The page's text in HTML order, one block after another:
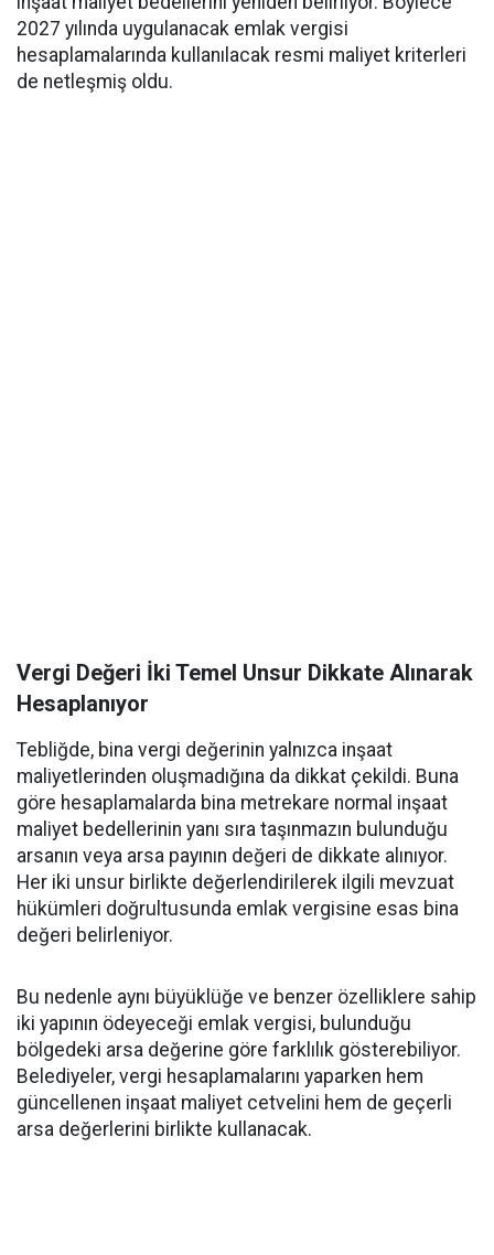
2027 yılında uygulanacak emlak vergisi
hesaplamalarında kullanılacak resmi maliyet kriterleri
de netleşmiş oldu.
Vergi Değeri İki Temel Unsur Dikkate Alınarak
Hesaplanıyor
Tebliğde, bina vergi değerinin yalnızca inşaat
maliyetlerinden oluşmadığına da dikkat çekildi. Buna
göre hesaplamalarda bina metrekare normal inşaat
maliyet bedellerinin yanı sıra taşınmazın bulunduğu
arsanın veya arsa payının değeri de dikkate alınıyor.
Her iki unsur birlikte değerlendirilerek ilgili mevzuat
hükümleri doğrultusunda emlak vergisine esas bina
değeri belirleniyor.
Bu nedenle aynı büyüklüğe ve benzer özelliklere sahip
iki yapının ödeyeceği emlak vergisi, bulunduğu
bölgedeki arsa değerine göre farklılık gösterebiliyor.
Belediyeler, vergi hesaplamalarını yaparken hem
güncellenen inşaat maliyet cetvelini hem de geçerli
arsa değerlerini birlikte kullanacak.